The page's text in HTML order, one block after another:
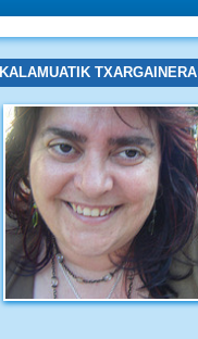
KALAMUATIK TXARGAINERA